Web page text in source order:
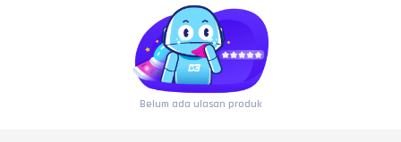
Belum ada ulasan produk